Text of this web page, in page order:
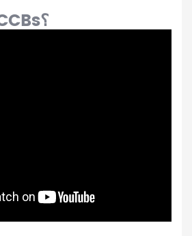
كيف تعمل MCCBs؟